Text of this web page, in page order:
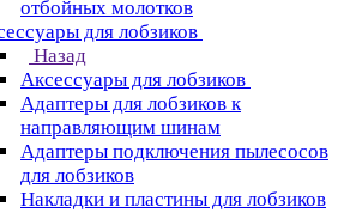
отбойных молотков
для лобзиков
Назад
Аксессуары для лобзиков
Адаптеры для лобзиков к
направляющим шинам
Адаптеры подключения пылесосов
для лобзиков
Накладки и пластины для лобзиков